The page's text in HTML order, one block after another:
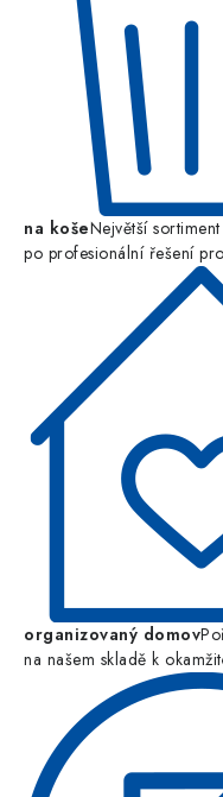
na košeNejvětší
po profesionální řešení
organizovaný domov
na našem skladě k